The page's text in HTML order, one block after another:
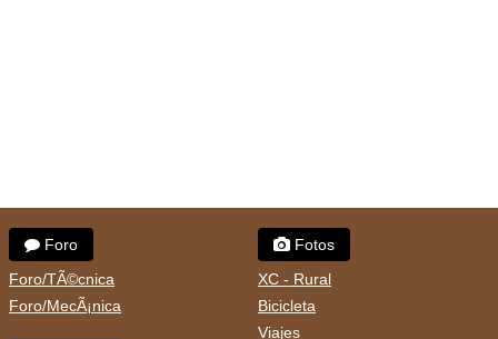
Foro
Foro/TÃ©cnica
Foro/MecÃ¡nica
Fotos
XC - Rural
Bicicleta
Viajes